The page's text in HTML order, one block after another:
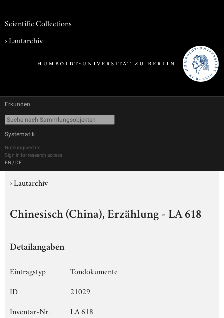
Scientific Collections
›Lautarchiv
Erkunden
Systematik
Nutzungsrechte
Sign in for research access
EN / DE
›Lautarchiv
Chinesisch (China), Erzählung - LA 618
Detailangaben
Eintragstyp
Tondokumente
ID
21029
Inventar-Nr.
LA 618